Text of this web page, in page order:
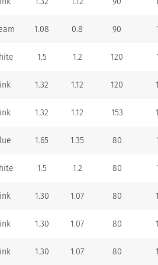
1.08 0.8 90
1.5 1.2 120
1.32 1.12 120
1.32 1.12 153
1.65 1.35 80
1.5 1.2 80
1.30 1.07 80
1.30 1.07 80
1.30 1.07 80